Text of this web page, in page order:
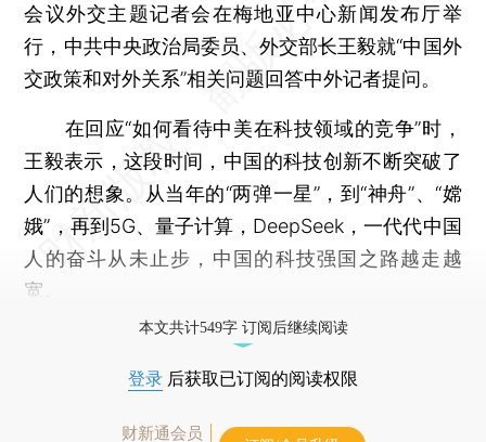
会议外交主题记者会在梅地亚中心新闻发布厅举
行，中共中央政治局委员、外交部长王毅就“中国外
交政策和对外关系”相关问题回答中外记者提问。
在回应“如何看待中美在科技领域的竞争”时，
王毅表示，这段时间，中国的科技创新不断突破了
人们的想象。从当年的“两弹一星”，到“神舟”、“嫦
娥”，再到5G、量子计算，DeepSeek，一代代中国
人的奋斗从未止步，中国的科技强国之路越走越
宽。
本文共计549字 订阅后继续阅读
登录 后获取已订阅的阅读权限
财新通会员